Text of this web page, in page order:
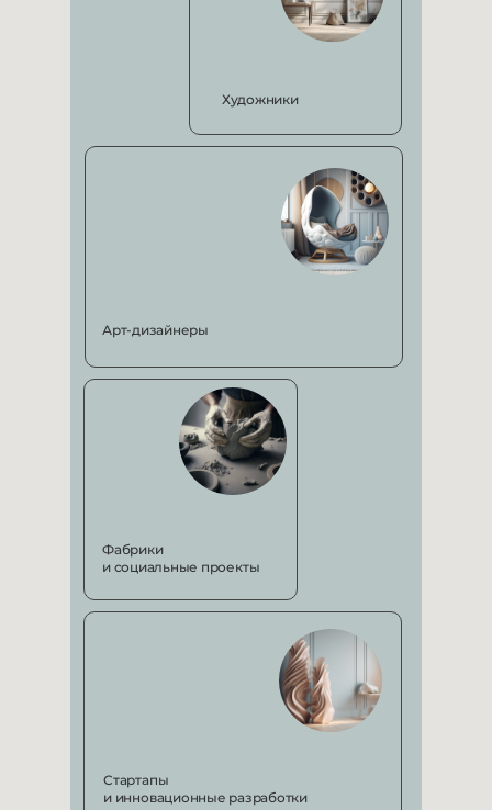
Художники
Арт-дизайнеры
Фабрики
и социальные проекты
Стартапы
и инновационные разработки